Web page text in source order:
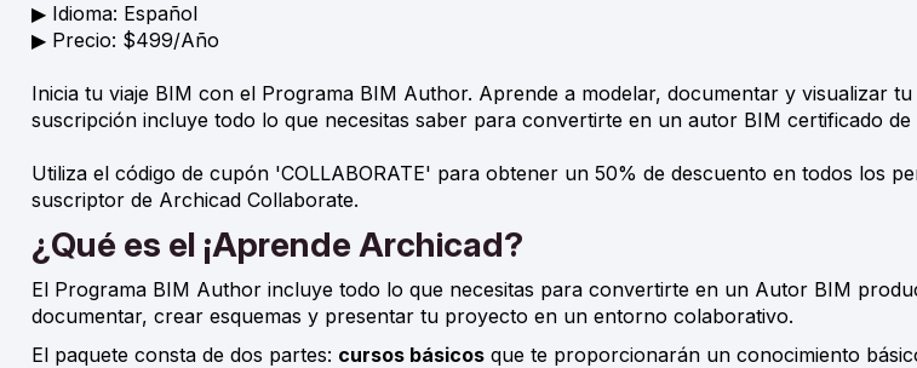
▶︎ Idioma: Español
▶︎ Precio: $499/Año
Inicia tu viaje BIM con el Programa BIM Author. Aprende a modelar, documentar y visualizar
suscripción incluye todo lo que necesitas saber para convertirte en un autor BIM certificado de
Utiliza el código de cupón 'COLLABORATE' para obtener un 50% de descuento en todos los
suscriptor de Archicad Collaborate.
¿Qué es el ¡Aprende Archicad?
El Programa BIM Author incluye todo lo que necesitas para convertirte en un Autor BIM
documentar, crear esquemas y presentar tu proyecto en un entorno colaborativo.
El paquete consta de dos partes: cursos básicos que te proporcionarán un conocimiento